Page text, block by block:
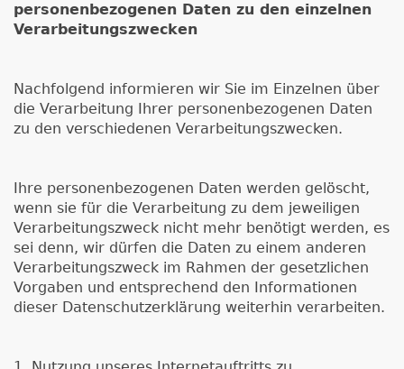
personenbezogenen Daten zu den einzelnen
Verarbeitungszwecken
Nachfolgend informieren wir Sie im Einzelnen über
die Verarbeitung Ihrer personenbezogenen Daten
zu den verschiedenen Verarbeitungszwecken.
Ihre personenbezogenen Daten werden gelöscht,
wenn sie für die Verarbeitung zu dem jeweiligen
Verarbeitungszweck nicht mehr benötigt werden, es
sei denn, wir dürfen die Daten zu einem anderen
Verarbeitungszweck im Rahmen der gesetzlichen
Vorgaben und entsprechend den Informationen
dieser Datenschutzerklärung weiterhin verarbeiten.